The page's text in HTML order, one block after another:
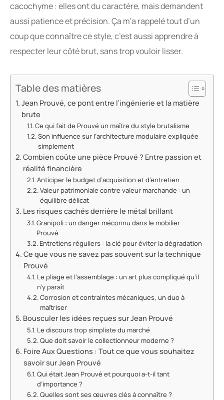
cacochyme : elles ont du caractère, mais demandent
aussi patience et précision. Ça m’a rappelé tout d’un
coup que connaître ce style, c’est aussi apprendre à
respecter leur côté brut, sans trop vouloir lisser.
Table des matières
Jean Prouvé, ce pont entre l’ingénierie et la matière
brute
Ce qui fait de Prouvé un maître du style brutalisme
Son influence sur l’architecture modulaire expliquée
simplement
Combien coûte une pièce Prouvé ? Entre passion et
réalité financière
Anticiper le budget d’acquisition et d’entretien
Valeur patrimoniale contre valeur marchande : un
équilibre délicat
Les risques cachés derrière le métal brillant
Granipoli : un danger méconnu dans le mobilier
Prouvé
Entretiens réguliers : la clé pour éviter la dégradation
Ce que vous ne savez pas souvent sur la technique
Prouvé
Le pliage et l’assemblage : un art plus compliqué qu’il
n’y paraît
Corrosion et contraintes mécaniques, un duo à
maîtriser
Bousculer les idées reçues sur Jean Prouvé
Le discours trop simpliste du marché
Que doit savoir le collectionneur moderne ?
Foire Aux Questions : Tout ce que vous souhaitez
savoir sur Jean Prouvé
Qui était Jean Prouvé et pourquoi a-t-il tant
d’importance ?
Quelles sont ses œuvres clés à connaître ?